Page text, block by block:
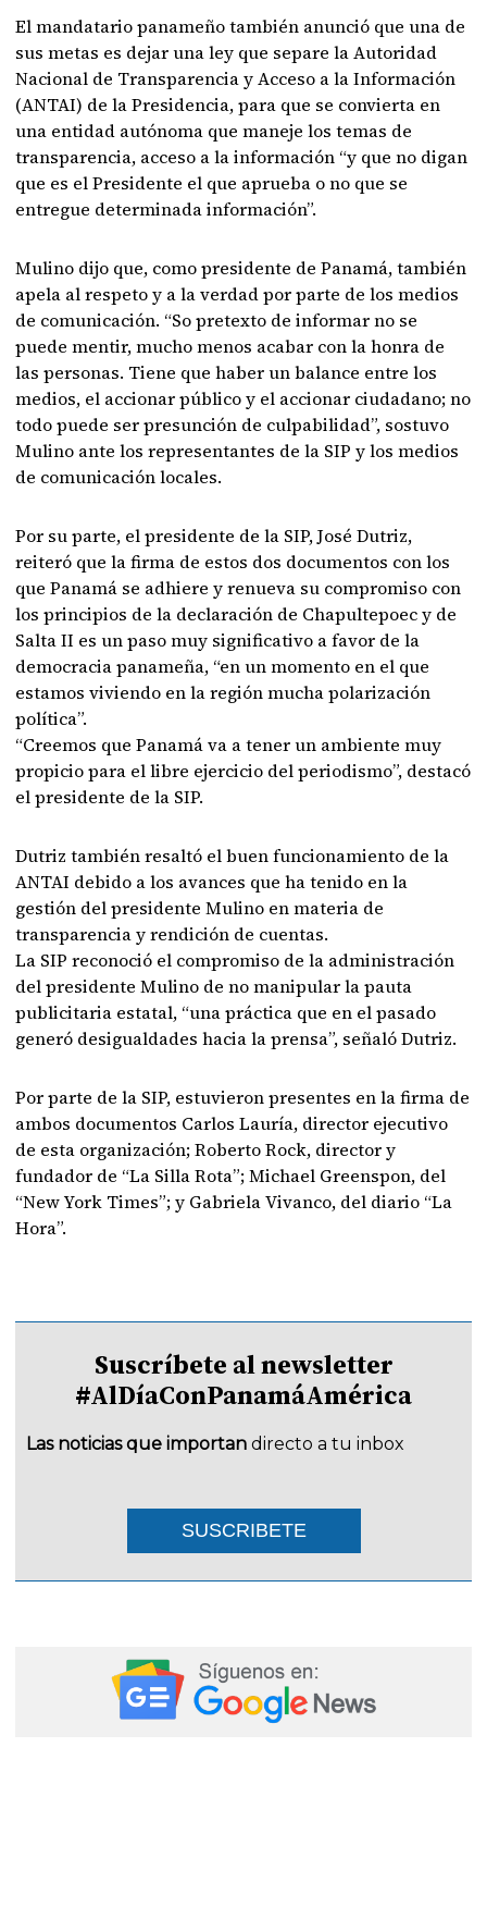
El mandatario panameño también anunció que una de
sus metas es dejar una ley que separe la Autoridad
Nacional de Transparencia y Acceso a la Información
(ANTAI) de la Presidencia, para que se convierta en
una entidad autónoma que maneje los temas de
transparencia, acceso a la información “y que no digan
que es el Presidente el que aprueba o no que se
entregue determinada información”.
Mulino dijo que, como presidente de Panamá, también
apela al respeto y a la verdad por parte de los medios
de comunicación. “So pretexto de informar no se
puede mentir, mucho menos acabar con la honra de
las personas. Tiene que haber un balance entre los
medios, el accionar público y el accionar ciudadano; no
todo puede ser presunción de culpabilidad”, sostuvo
Mulino ante los representantes de la SIP y los medios
de comunicación locales.
Por su parte, el presidente de la SIP, José Dutriz,
reiteró que la firma de estos dos documentos con los
que Panamá se adhiere y renueva su compromiso con
los principios de la declaración de Chapultepoec y de
Salta II es un paso muy significativo a favor de la
democracia panameña, “en un momento en el que
estamos viviendo en la región mucha polarización
política”.
“Creemos que Panamá va a tener un ambiente muy
propicio para el libre ejercicio del periodismo”, destacó
el presidente de la SIP.
Dutriz también resaltó el buen funcionamiento de la
ANTAI debido a los avances que ha tenido en la
gestión del presidente Mulino en materia de
transparencia y rendición de cuentas.
La SIP reconoció el compromiso de la administración
del presidente Mulino de no manipular la pauta
publicitaria estatal, “una práctica que en el pasado
generó desigualdades hacia la prensa”, señaló Dutriz.
Por parte de la SIP, estuvieron presentes en la firma de
ambos documentos Carlos Lauría, director ejecutivo
de esta organización; Roberto Rock, director y
fundador de “La Silla Rota”; Michael Greenspon, del
“New York Times”; y Gabriela Vivanco, del diario “La
Hora”.
Suscríbete al newsletter
#AlDíaConPanamáAmérica
Las noticias que importan directo a tu inbox
SUSCRIBETE